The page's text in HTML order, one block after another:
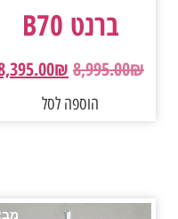
ברנט B70
8,995.00₪
₪
הוספה לסל